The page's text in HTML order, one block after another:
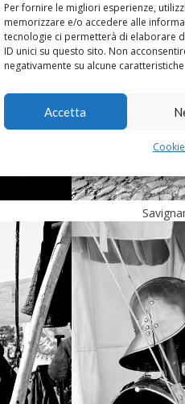
Per fornire le migliori esperienze,
memorizzare e/o accedere alle
tecnologie ci permetterà di elaborare
ID unici su questo sito. Non
negativamente su alcune
Accetta